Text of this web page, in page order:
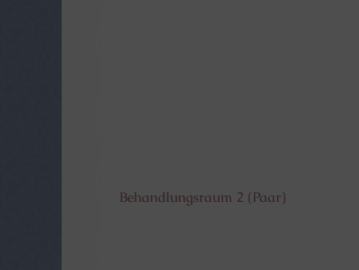
Behandlungsraum 2 (Paar)